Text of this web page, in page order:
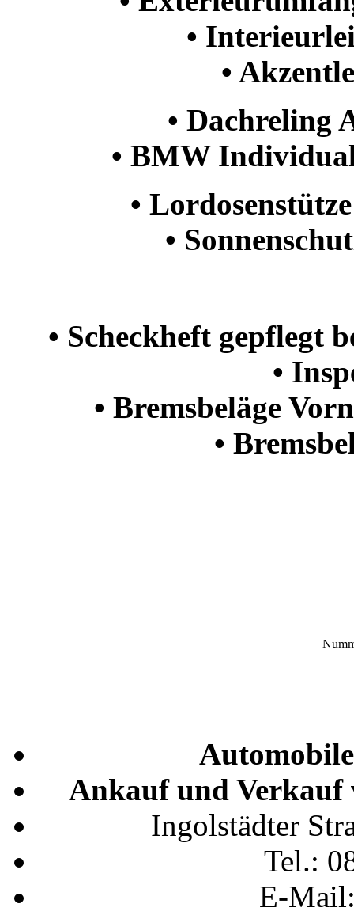
•
•
• Dachreling
• BMW
•
•
• Scheckheft gepflegt
•
• Bremsbeläge
•
Ankauf und Verkauf
Ingolstädter
Tel.:
E-